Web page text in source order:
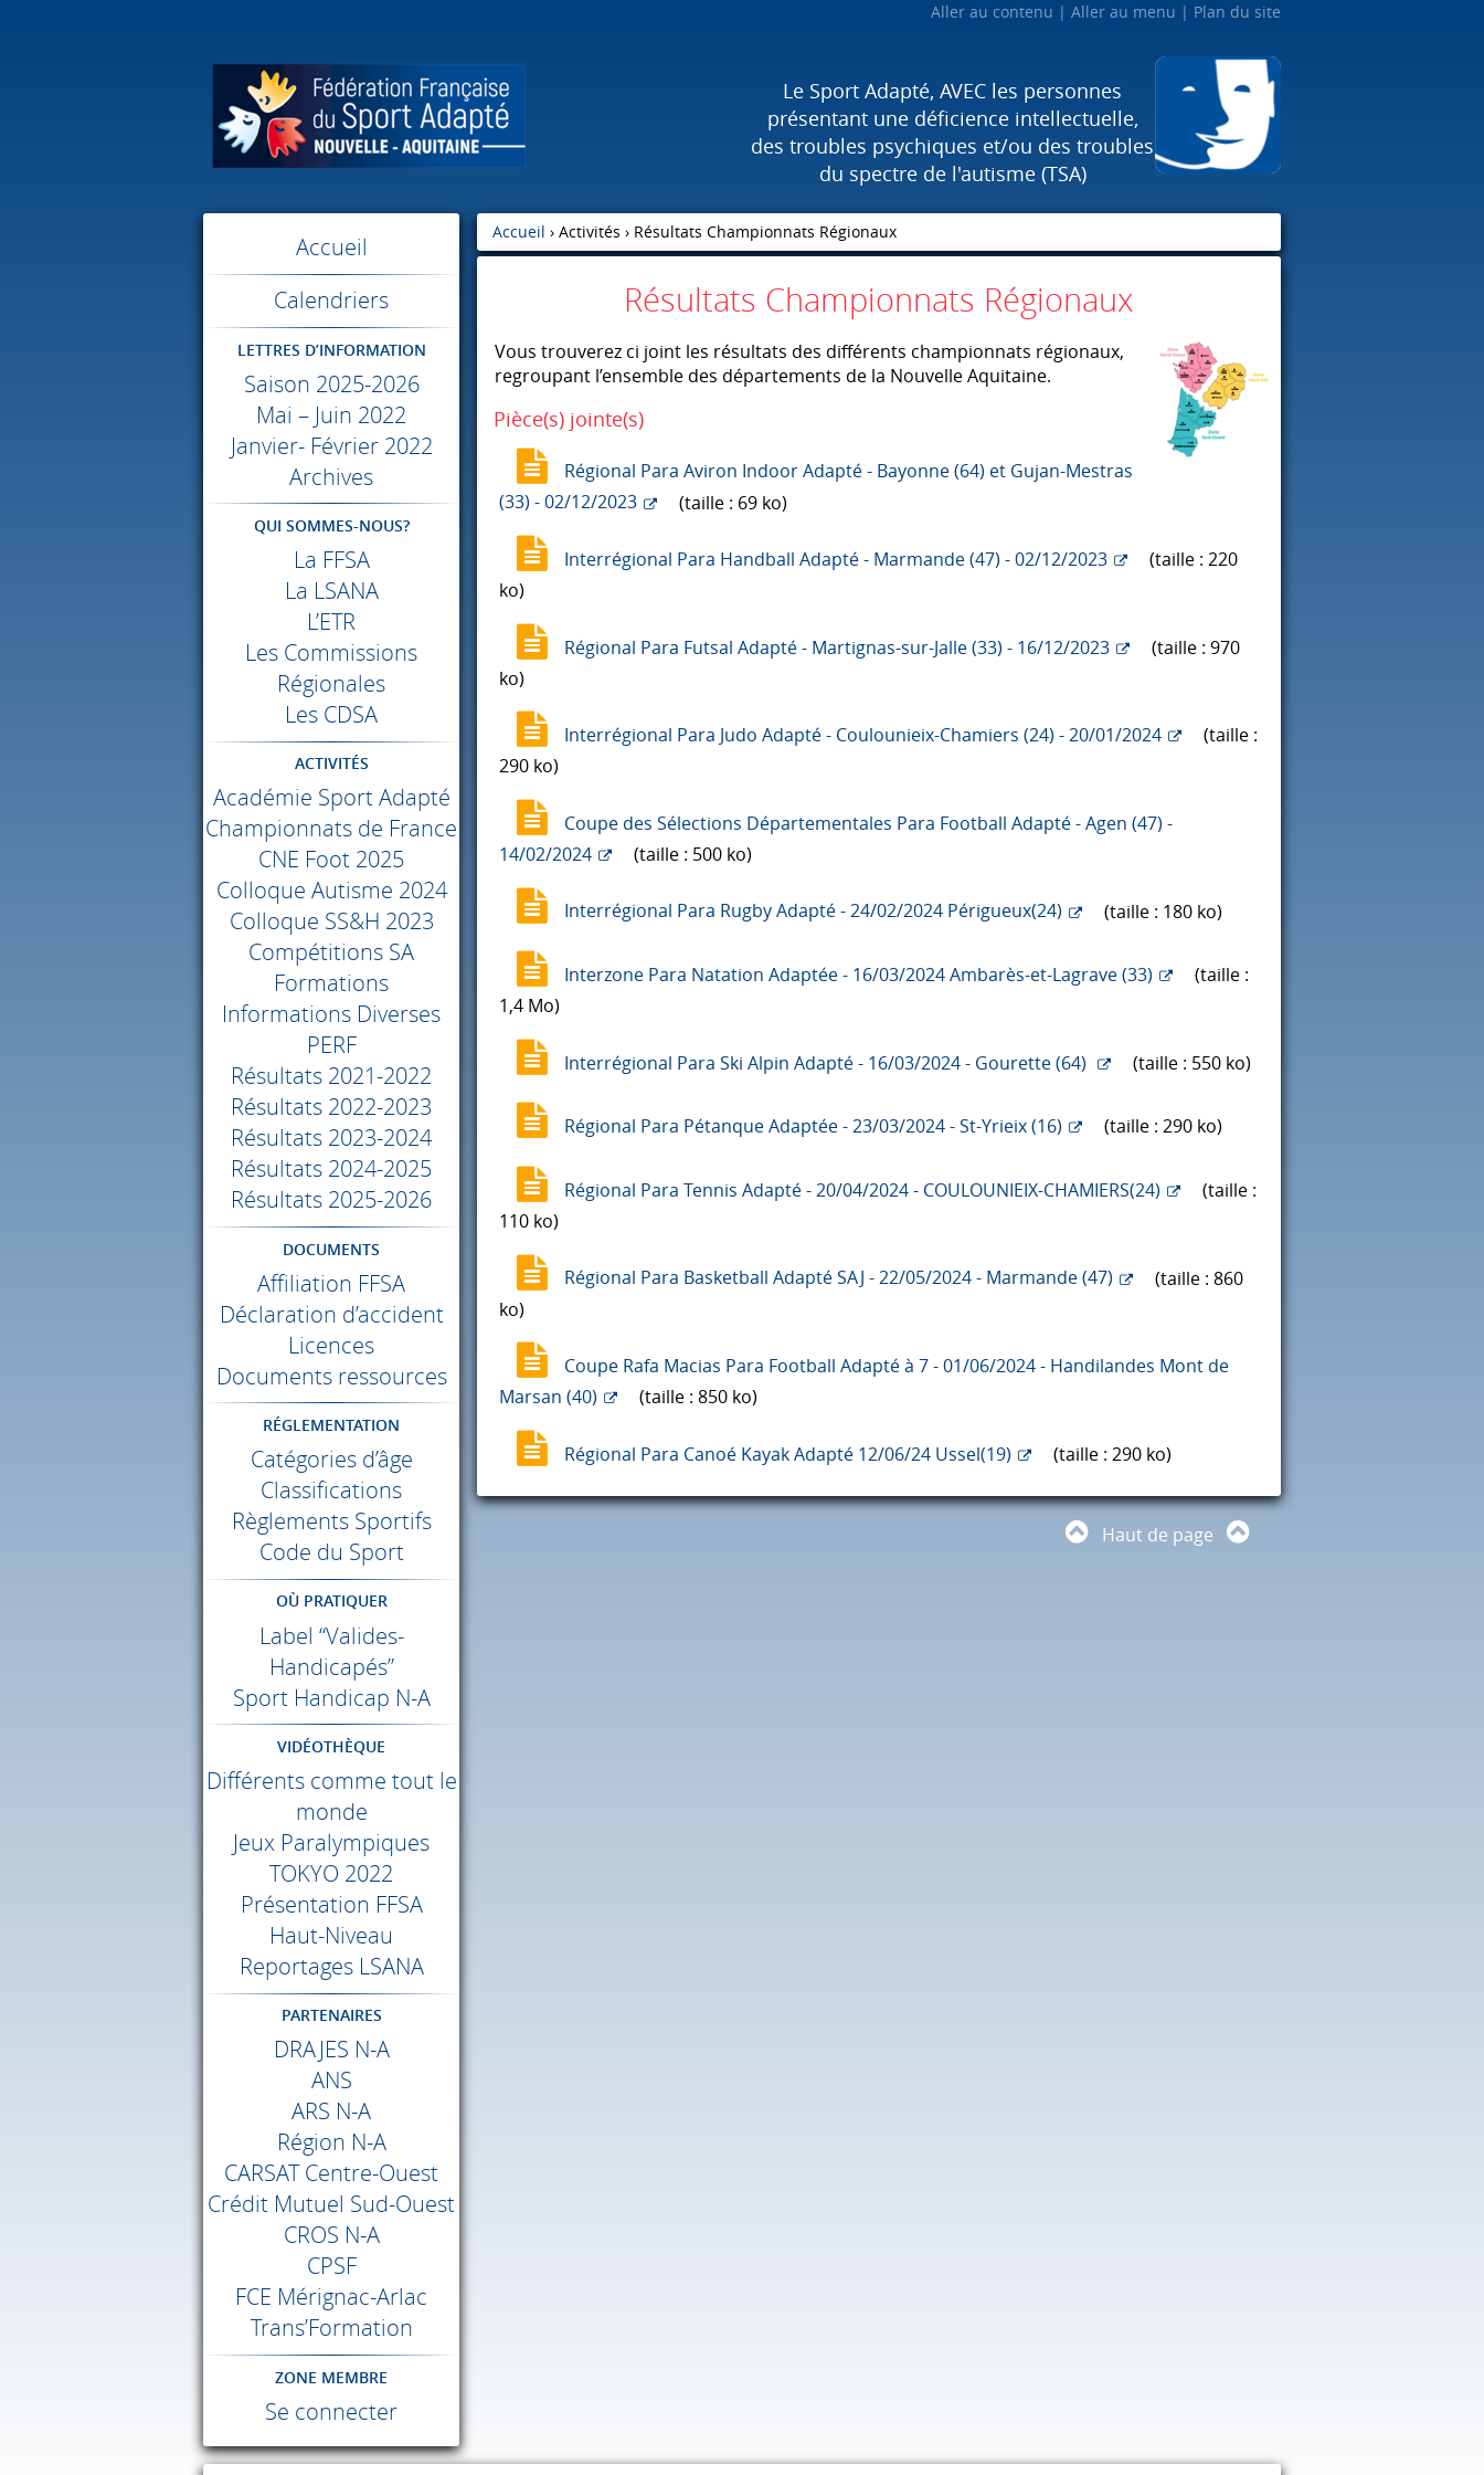
Aller au contenu Aller au menu Plan du site
Le Sport Adapté, AVEC les personnes
présentant une déficience intellectuelle,
des troubles psychiques et/ou des troubles
du spectre de l'autisme (TSA)
Accueil
Calendriers
LETTRES D’INFORMATION
Saison 2025-2026
Mai – Juin 2022
Janvier- Février 2022
Archives
QUI SOMMES-NOUS?
La FFSA
La LSANA
L’ETR
Les Commissions
Régionales
Les CDSA
ACTIVITÉS
Académie Sport Adapté
Championnats de France
CNE Foot 2025
Colloque Autisme 2024
Colloque SS&H 2023
Compétitions SA
Formations
Informations Diverses
PERF
Résultats 2021-2022
Résultats 2022-2023
Résultats 2023-2024
Résultats 2024-2025
Résultats 2025-2026
DOCUMENTS
Affiliation FFSA
Déclaration d’accident
Licences
Documents ressources
RÉGLEMENTATION
Catégories d’âge
Classifications
Règlements Sportifs
Code du Sport
OÙ PRATIQUER
Label “Valides-
Handicapés”
Sport Handicap N-A
VIDÉOTHÈQUE
Différents comme tout le
monde
Jeux Paralympiques
TOKYO 2022
Présentation FFSA
Haut-Niveau
Reportages LSANA
PARTENAIRES
DRAJES N-A
ANS
ARS N-A
Région N-A
CARSATCentre-Ouest
Crédit Mutuel Sud-Ouest
CROS N-A
CPSF
FCE Mérignac-Arlac
Trans’Formation
ZONE MEMBRE
Se connecter
Accueil › Activités › Résultats Championnats Régionaux
Résultats Championnats Régionaux
Vous trouverez ci joint les résultats des différents championnats régionaux,
regroupant l’ensemble des départements de la Nouvelle Aquitaine.
Pièce(s) jointe(s)
Régional Para Aviron Indoor Adapté - Bayonne (64) et Gujan-Mestras
(33) - 02/12/2023
(taille : 69 ko)
Interrégional Para Handball Adapté - Marmande (47) - 02/12/2023
(taille : 220
ko)
Régional Para Futsal Adapté - Martignas-sur-Jalle (33) - 16/12/2023
(taille : 970
ko)
Interrégional Para Judo Adapté - Coulounieix-Chamiers (24) - 20/01/2024
(taille :
290 ko)
Coupe des Sélections Départementales Para Football Adapté - Agen (47) -
14/02/2024
(taille : 500 ko)
Interrégional Para Rugby Adapté - 24/02/2024 Périgueux(24) (taille : 180 ko)
Interzone Para Natation Adaptée - 16/03/2024 Ambarès-et-Lagrave (33)
(taille :
1,4 Mo)
Interrégional Para Ski Alpin Adapté - 16/03/2024 - Gourette (64) (taille : 550 ko)
Régional Para Pétanque Adaptée - 23/03/2024 - St-Yrieix (16) (taille : 290 ko)
Régional Para Tennis Adapté - 20/04/2024 - COULOUNIEIX-CHAMIERS(24)
(taille :
110 ko)
Régional Para Basketball Adapté SAJ - 22/05/2024 - Marmande (47)
(taille : 860
ko)
Coupe Rafa Macias Para Football Adapté à 7 - 01/06/2024 - Handilandes Mont de
Marsan (40)
(taille : 850 ko)
Régional Para Canoé Kayak Adapté 12/06/24 Ussel(19) (taille : 290 ko)
Haut de page